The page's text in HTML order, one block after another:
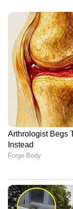
4. പാക്കറ്റ്